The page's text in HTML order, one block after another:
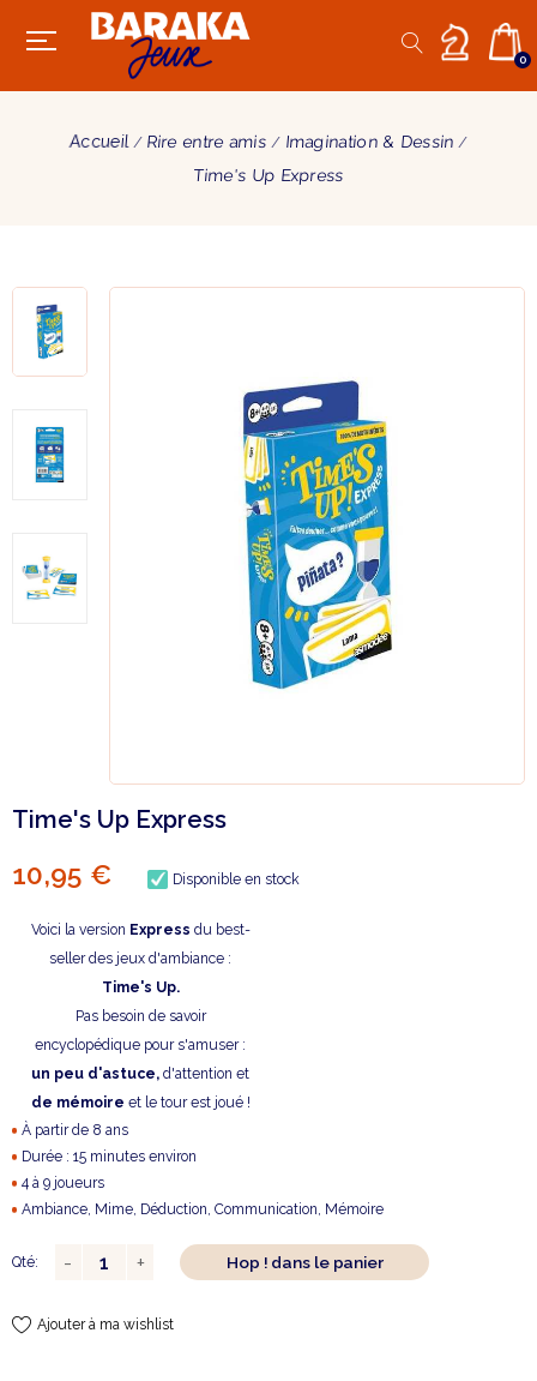
0
Accueil Rire entre amis
Imagination & Dessin
Time's Up Express
Time's Up Express
10,95 € Disponible en stock
Voici la version Express du best-
seller des jeux d'ambiance :
Time's Up.
Pas besoin de savoir
encyclopédique pour s'amuser :
un peu d'astuce, d'attention et
de mémoire et le tour est joué !
À partir de 8 ans
Durée : 15 minutes environ
4 à 9 joueurs
Ambiance, Mime, Déduction, Communication, Mémoire
Qté: Hop ! dans le panier
Ajouter à ma wishlist